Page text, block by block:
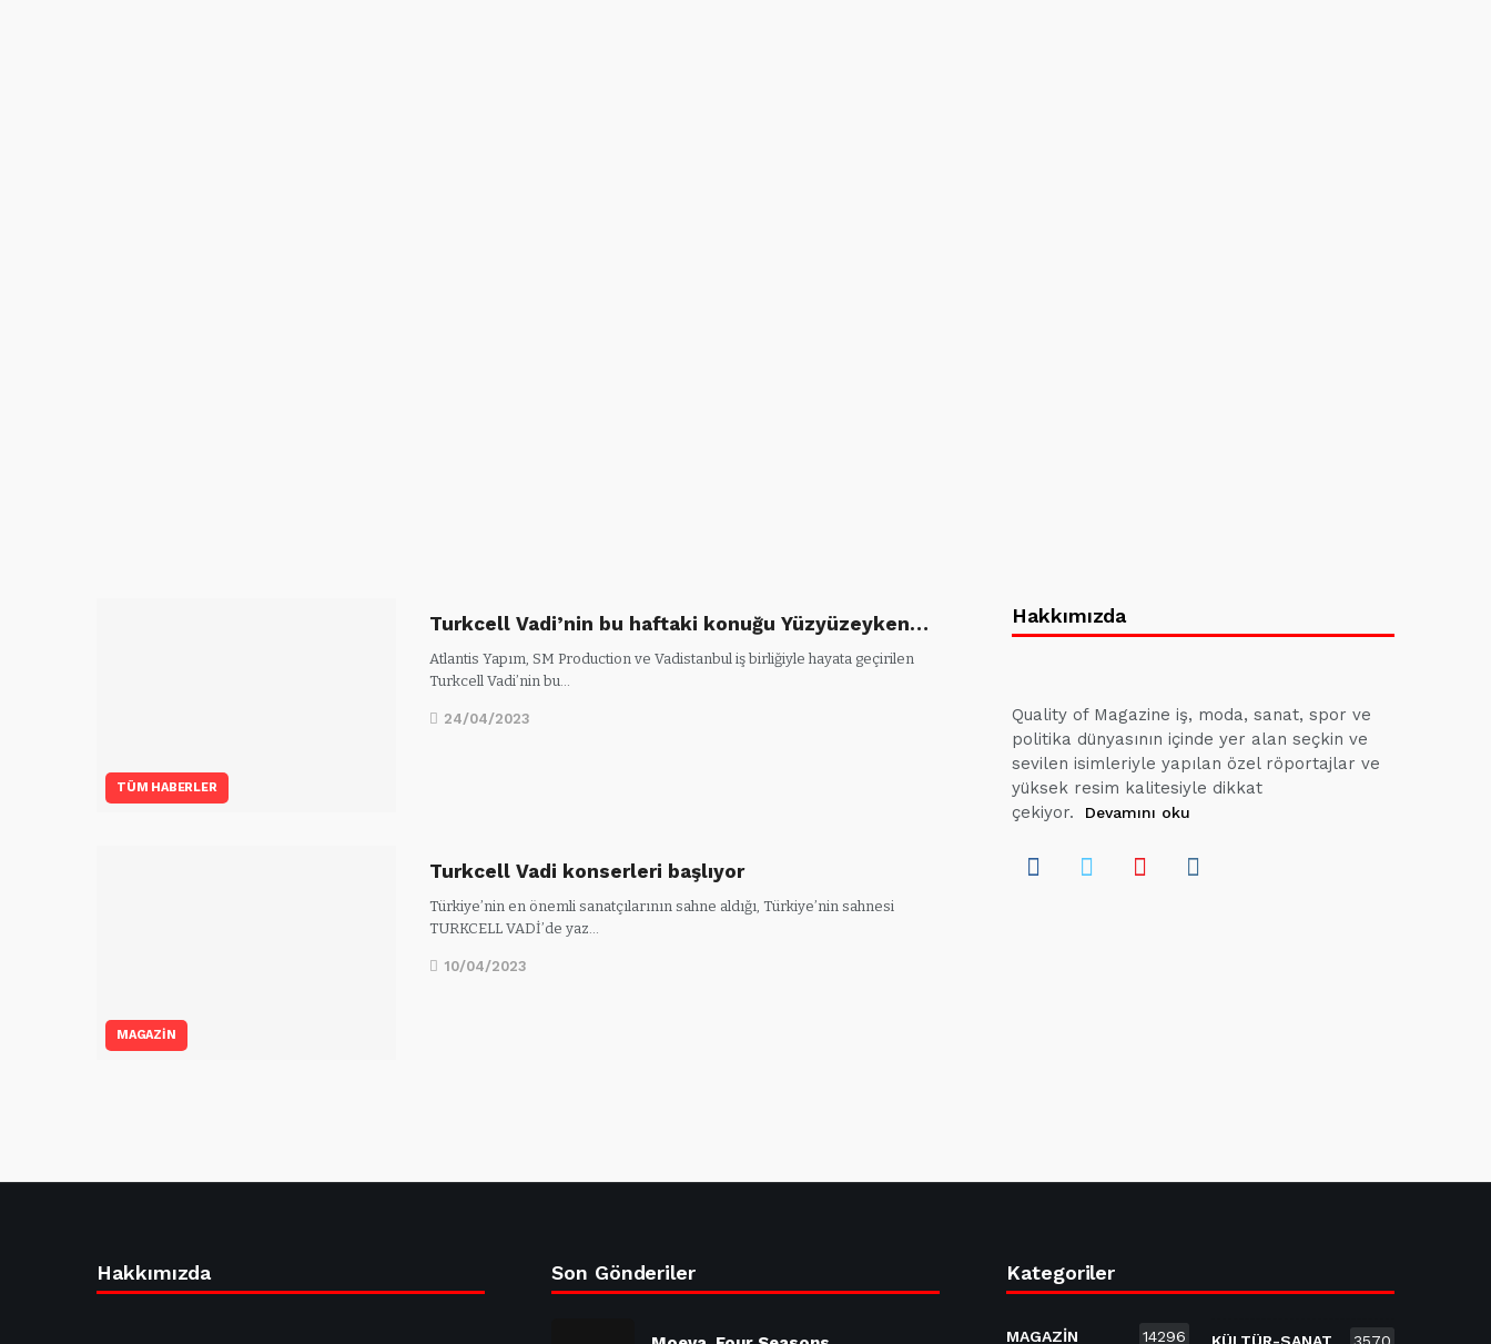
TÜM HABERLER
Turkcell Vadi’nin bu haftaki konuğu Yüzyüzeyken…
Atlantis Yapım, SM Production ve Vadistanbul iş birliğiyle hayata geçirilen
Turkcell Vadi’nin bu…
24/04/2023
MAGAZİN
Turkcell Vadi konserleri başlıyor
Türkiye’nin en önemli sanatçılarının sahne aldığı, Türkiye’nin sahnesi
TURKCELL VADİ’de yaz…
10/04/2023
Hakkımızda
Quality of Magazine iş, moda, sanat, spor ve
politika dünyasının içinde yer alan seçkin ve
sevilen isimleriyle yapılan özel röportajlar ve
yüksek resim kalitesiyle dikkat
çekiyor.
Devamını oku
Hakkımızda Son Gönderiler Kategoriler
MAGAZİN 14296 KÜLTÜR-SANAT 3570